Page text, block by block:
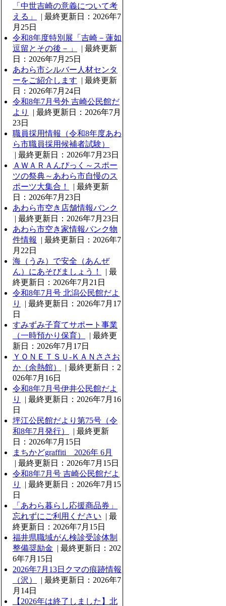
「中世吉崎の意義について考
える」
| 最終更新日：2026年7
月25日
令和8年度特別展「吉崎－蓮如
逗留とその後－」
| 最終更新
日：2026年7月25日
あわら市シルバー人材センタ
ーをご紹介します | 最終更新
日：2026年7月24日
令和8年7月号外 吉崎公民館だ
より
| 最終更新日：2026年7月
23日
職員採用情報（令和8年度あわ
ら市職員採用候補者試験）
| 最終更新日：2026年7月23日
ＡＷＡＲＡんぴっく～スポー
ツの祭典～あわら市自慢のス
ポーツ大集合！
| 最終更新
日：2026年7月23日
あわら市空き店舗情報バンク
| 最終更新日：2026年7月23日
あわら市空き家情報バンク物
件情報
| 最終更新日：2026年7
月22日
海（うみ）で安全（あんぜ
ん）にあそびましょう！
| 最
終更新日：2026年7月21日
令和8年7月号 北潟公民館だよ
り
| 最終更新日：2026年7月17
日
すみずみ子育てサポート事業
（一時預かり保育）
| 最終更
新日：2026年7月17日
ＹＯＮＥＴＳＵ‐ＫＡＮささお
か（余熱館）
| 最終更新日：2
026年7月16日
令和8年7月号伊井公民館だよ
り
| 最終更新日：2026年7月16
日
坪江公民館だより第75号（令
和8年7月発行）
| 最終更新
日：2026年7月15日
まちかどgraffiti 2026年 6月
| 最終更新日：2026年7月15日
令和8年7月号 吉崎公民館だよ
り
| 最終更新日：2026年7月15
日
「あわら暮らし応援商品券」
忘れずにご利用ください | 最
終更新日：2026年7月15日
福井県職域がん検診受診体制
整備奨励金 | 最終更新日：202
6年7月15日
2026年7月13日クマの痕跡情報
（沢）
| 最終更新日：2026年7
月14日
【2026年は終了しました】北